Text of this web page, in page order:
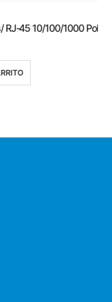
10/100/1000 PoE